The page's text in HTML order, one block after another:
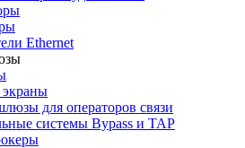
Ethernet
для операторов связи
системы Bypass и TAP